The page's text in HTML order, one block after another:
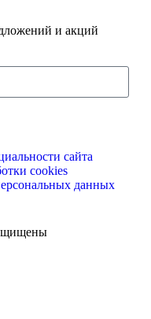
и акций
сайта
cookies
данных